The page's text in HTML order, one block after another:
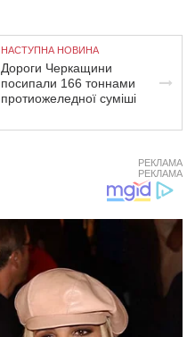
НАСТУПНА НОВИНА
Дороги Черкащини
посипали 166 тоннами
протиожеледної суміші
РЕКЛАМА
РЕКЛАМА